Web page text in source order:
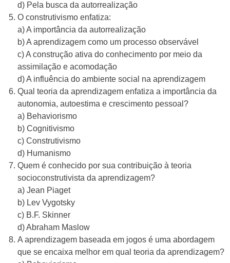
d) Pela busca da autorrealização
O construtivismo enfatiza:
a) A importância da autorrealização
b) A aprendizagem como um processo observável
c) A construção ativa do conhecimento por meio da
assimilação e acomodação
d) A influência do ambiente social na aprendizagem
Qual teoria da aprendizagem enfatiza a importância da
autonomia, autoestima e crescimento pessoal?
a) Behaviorismo
b) Cognitivismo
c) Construtivismo
d) Humanismo
Quem é conhecido por sua contribuição à teoria
socioconstrutivista da aprendizagem?
a) Jean Piaget
b) Lev Vygotsky
c) B.F. Skinner
d) Abraham Maslow
A aprendizagem baseada em jogos é uma abordagem
que se encaixa melhor em qual teoria da aprendizagem?